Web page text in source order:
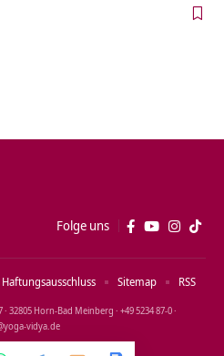
Folge uns
32805 Horn‑Bad Meinberg · +49 5234 87‑0 ·
Haftungsausschluss Sitemap RSS